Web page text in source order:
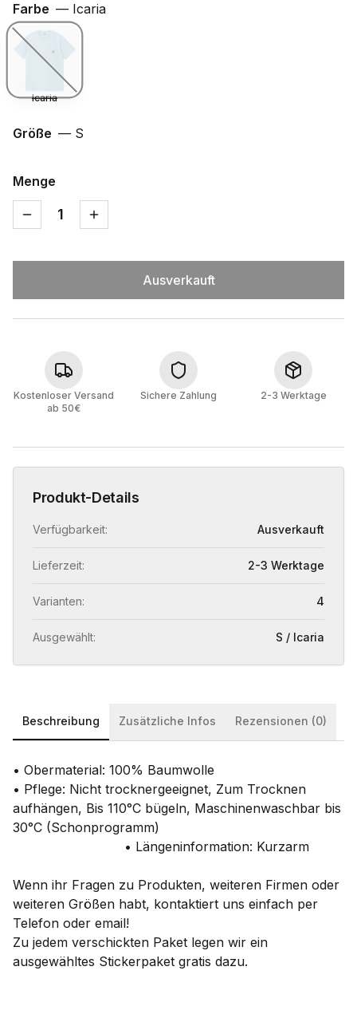
Farbe — Icaria
Icaria
Größe — S
Menge
1
Ausverkauft
Kostenloser Versand
ab 50€
Sichere Zahlung 2-3 Werktage
Produkt-Details
Verfügbarkeit: Ausverkauft
Lieferzeit: 2-3 Werktage
Varianten: 4
Ausgewählt: S / Icaria
Beschreibung Zusätzliche Infos Rezensionen (0)
• Obermaterial: 100% Baumwolle
• Pflege: Nicht trocknergeeignet, Zum Trocknen
aufhängen, Bis 110°C bügeln, Maschinenwaschbar bis
30°C (Schonprogramm)
• Längeninformation: Kurzarm
Wenn ihr Fragen zu Produkten, weiteren Firmen oder
weiteren Größen habt, kontaktiert uns einfach per
Telefon oder email!
Zu jedem verschickten Paket legen wir ein
ausgewähltes Stickerpaket gratis dazu.